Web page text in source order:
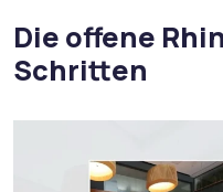
Die offene
Schritten